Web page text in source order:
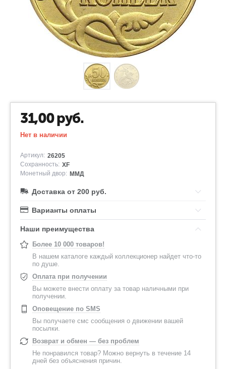
31,00руб.
Нет в наличии
Артикул: 26205
Сохранность: XF
Монетный двор: ММД
Доставка от 200 руб.
Варианты оплаты
Наши преимущества
Более 10 000 товаров!
В нашем каталоге каждый коллекционер найдет что-то
по душе.
Оплата при получении
Вы можете внести оплату за товар наличными при
получении.
Оповещение по SMS
Вы получаете смс сообщения о движении вашей
посылки.
Возврат и обмен — без проблем
Не понравился товар? Можно вернуть в течение 14
дней без объяснения причин.